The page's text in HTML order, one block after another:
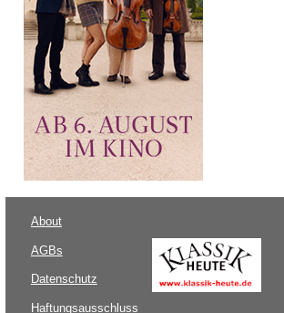
About
AGBs
Datenschutz
Haftungsausschluss